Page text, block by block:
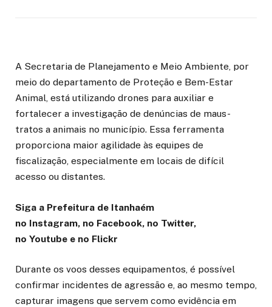
A Secretaria de Planejamento e Meio Ambiente, por
meio do departamento de Proteção e Bem-Estar
Animal, está utilizando drones para auxiliar e
fortalecer a investigação de denúncias de maus-
tratos a animais no município. Essa ferramenta
proporciona maior agilidade às equipes de
fiscalização, especialmente em locais de difícil
acesso ou distantes.
Siga a Prefeitura de Itanhaém
no Instagram, no Facebook, no Twitter,
no Youtube e no Flickr
Durante os voos desses equipamentos, é possível
confirmar incidentes de agressão e, ao mesmo tempo,
capturar imagens que servem como evidência em